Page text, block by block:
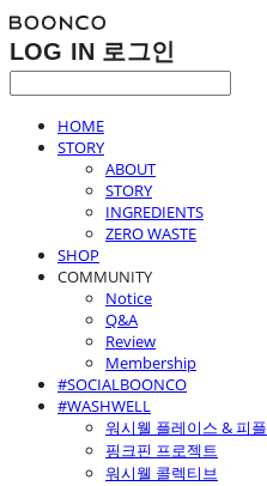
LOG IN 로그인
HOME
STORY
ABOUT
STORY
INGREDIENTS
ZERO WASTE
SHOP
COMMUNITY
Notice
Q&A
Review
Membership
#SOCIALBOONCO
#WASHWELL
워시웰 플레이스 & 피플
핑크핀 프로젝트
워시웰 콜렉티브